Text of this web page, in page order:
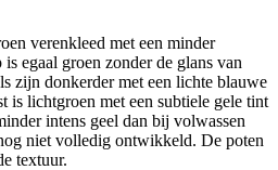
verenkleed met een minder
egaal groen zonder de glans van
zijn donkerder met een lichte blauwe
is lichtgroen met een subtiele gele tint
intens geel dan bij volwassen
niet volledig ontwikkeld. De poten
textuur.